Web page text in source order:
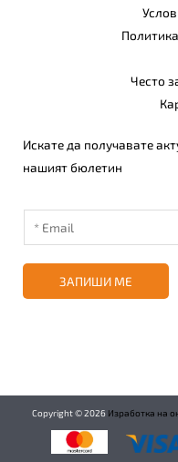
Често
Искате да получавате
нашият бюлетин
ЗАПИШИ МЕ
Copyright ©2026 Изработка на